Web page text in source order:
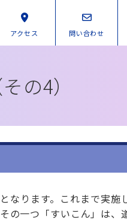
アクセス 問い合わせ
その4）
なります。これまで実施
の一つ「すいこん」は、